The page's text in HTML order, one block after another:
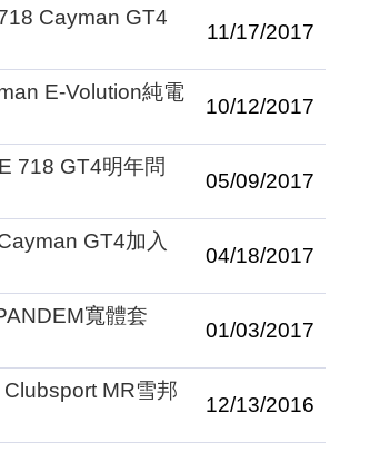
Cayman GT4
11/17/2017
E-Volution純電
10/12/2017
718 GT4明年問
05/09/2017
GT4加入
04/18/2017
寬體套
01/03/2017
MR雪邦
12/13/2016